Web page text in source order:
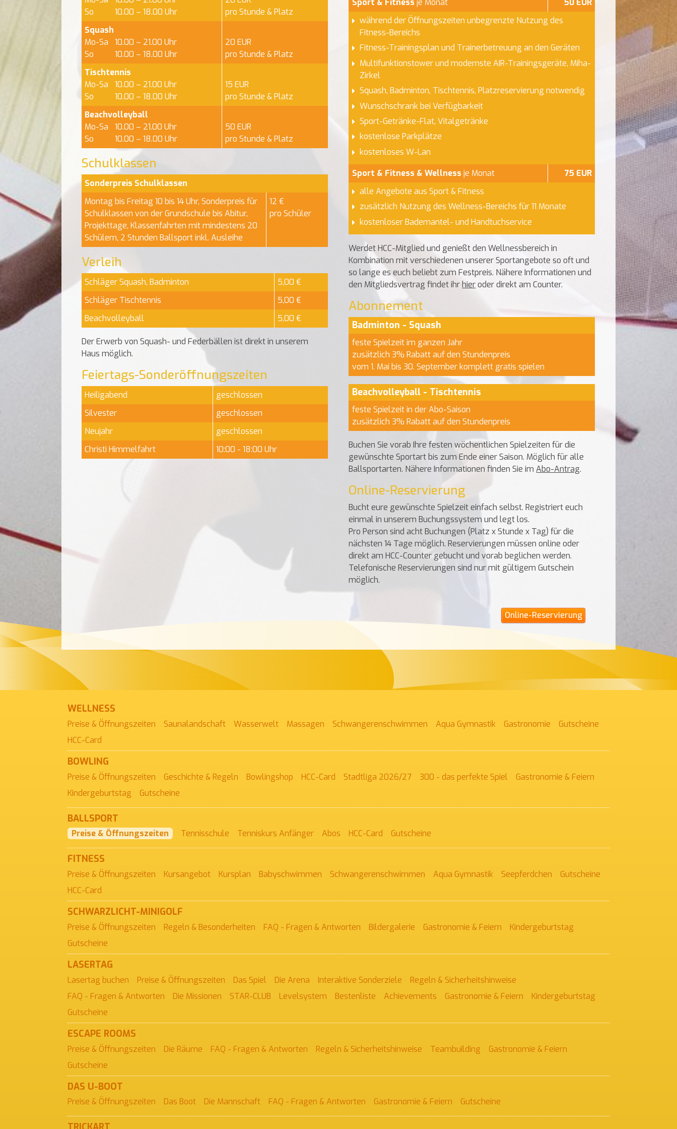
So
10.00 – 18.00 Uhr
pro Stunde & Platz
Squash
Mo-Sa
10.00 – 21.00 Uhr
So
10.00 – 18.00 Uhr
20 EUR
pro Stunde & Platz
Tischtennis
Mo-Sa
10.00 – 21.00 Uhr
So
10.00 – 18.00 Uhr
15 EUR
pro Stunde & Platz
Beachvolleyball
Mo-Sa
10.00 – 21.00 Uhr
So
10.00 – 18.00 Uhr
50 EUR
pro Stunde & Platz
Schulklassen
Sonderpreis Schulklassen
Montag bis Freitag 10 bis 14 Uhr, Sonderpreis für
Schulklassen von der Grundschule bis Abitur,
Projekttage, Klassenfahrten mit mindestens 20
Schülern, 2 Stunden Ballsport inkl. Ausleihe
12 €
pro Schüler
Verleih
Schläger Squash, Badminton
5,00 €
Schläger Tischtennis
5,00 €
Beachvolleyball
5,00 €
Der Erwerb von Squash- und Federbällen ist direkt in unserem
Haus möglich.
Feiertags-Sonderöffnungszeiten
Heiligabend
geschlossen
Silvester
geschlossen
Neujahr
geschlossen
Christi Himmelfahrt
10:00 - 18:00 Uhr
Sport & Fitness je Monat
50 EUR
während der Öffnungszeiten unbegrenzte Nutzung des
Fitness-Bereichs
Fitness-Trainingsplan und Trainerbetreuung an den Geräten
Multifunktionstower und modernste AIR-Trainingsgeräte, Miha-
Zirkel
Squash, Badminton, Tischtennis, Platzreservierung notwendig
Wunschschrank bei Verfügbarkeit
Sport-Getränke-Flat, Vitalgetränke
kostenlose Parkplätze
kostenloses W-Lan
Sport & Fitness & Wellness je Monat
75 EUR
alle Angebote aus Sport & Fitness
zusätzlich Nutzung des Wellness-Bereichs für 11 Monate
kostenloser Bademantel- und Handtuchservice
Werdet HCC-Mitglied und genießt den Wellnessbereich in
Kombination mit verschiedenen unserer Sportangebote so oft und
so lange es euch beliebt zum Festpreis. Nähere Informationen und
den Mitgliedsvertrag findet ihr hieroder direkt am Counter.
Abonnement
Badminton - Squash
feste Spielzeit im ganzen Jahr
zusätzlich 3% Rabatt auf den Stundenpreis
vom 1. Mai bis 30. September komplett gratis spielen
Beachvolleyball - Tischtennis
feste Spielzeit in der Abo-Saison
zusätzlich 3% Rabatt auf den Stundenpreis
Buchen Sie vorab Ihre festen wöchentlichen Spielzeiten für die
gewünschte Sportart bis zum Ende einer Saison. Möglich für alle
Ballsportarten. Nähere Informationen finden Sie imAbo-Antrag.
Online-Reservierung
Bucht eure gewünschte Spielzeit einfach selbst. Registriert euch
einmal in unserem Buchungssystem und legt los.
Pro Person sind acht Buchungen (Platz x Stunde x Tag) für die
nächsten 14 Tage möglich. Reservierungen müssen online oder
direkt am HCC-Counter gebucht und vorab beglichen werden.
Telefonische Reservierungen sind nur mit gültigem Gutschein
möglich.
Online-Reservierung
WELLNESS
Preise & Öffnungszeiten Saunalandschaft Wasserwelt Massagen Schwangeren­schwimmen Aqua Gymnastik Gastronomie
Gutscheine
HCC-Card
BOWLING
Preise & Öffnungszeiten Geschichte & Regeln Bowlingshop HCC-Card Stadtliga 2026/27 300 - das perfekte Spiel
Gastronomie & Feiern
Kinder­geburtstag
Gutscheine
BALLSPORT
Preise & Öffnungszeiten Tennisschule Tenniskurs Anfänger Abos HCC-Card Gutscheine
FITNESS
Preise & Öffnungszeiten Kursangebot Kursplan Baby­schwimmen Schwangeren­schwimmen Aqua Gymnastik Seepferdchen
Gutscheine
HCC-Card
SCHWARZLICHT-MINIGOLF
Preise & Öffnungszeiten Regeln & Besonderheiten FAQ - Fragen & Antworten Bildergalerie Gastronomie & Feiern
Kinder­geburtstag
Gutscheine
LASERTAG
Lasertag buchen Preise & Öffnungszeiten Das Spiel Die Arena Interaktive Sonderziele
Regeln & Sicherheitshinweise
FAQ - Fragen & Antworten
Die Missionen STAR-CLUB Levelsystem Bestenliste Achievements Gastronomie & Feiern
Kindergeburtstag
Gutscheine
ESCAPE ROOMS
Preise & Öffnungszeiten Die Räume FAQ - Fragen & Antworten Regeln & Sicherheitshinweise Teambuilding
Gastronomie & Feiern
Gutscheine
DAS U-BOOT
Preise & Öffnungszeiten Das Boot Die Mannschaft FAQ - Fragen & Antworten Gastronomie & Feiern Gutscheine